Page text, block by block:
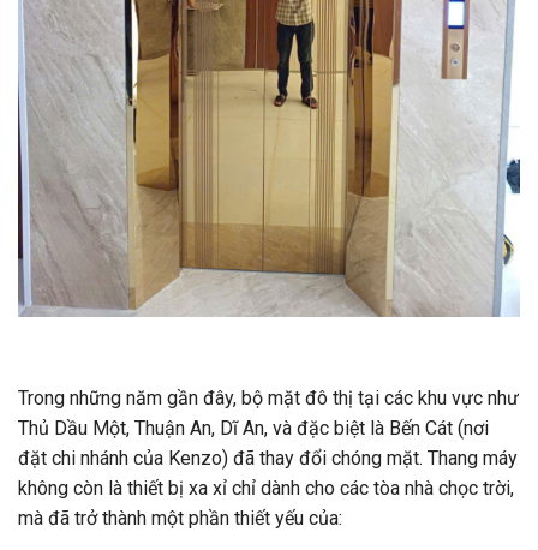
Trong những năm gần đây, bộ mặt đô thị tại các khu vực như
Thủ Dầu Một, Thuận An, Dĩ An, và đặc biệt là Bến Cát (nơi
đặt chi nhánh của Kenzo) đã thay đổi chóng mặt. Thang máy
không còn là thiết bị xa xỉ chỉ dành cho các tòa nhà chọc trời,
mà đã trở thành một phần thiết yếu của: